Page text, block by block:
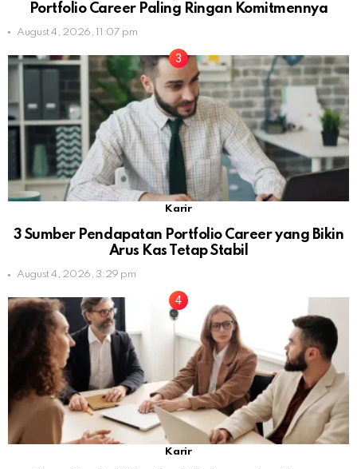
Portfolio Career Paling Ringan Komitmennya
August 4, 2026, 11:07 pm
Karir
3 Sumber Pendapatan Portfolio Career yang Bikin
Arus Kas Tetap Stabil
August 4, 2026, 3:29 pm
Karir